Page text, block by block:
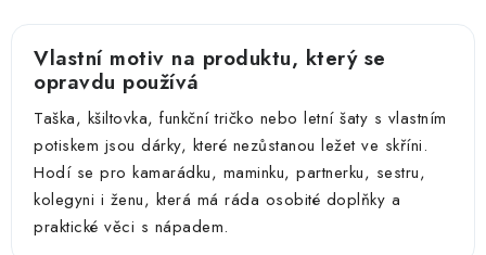
Vlastní motiv na produktu, který se
opravdu používá
Taška, kšiltovka, funkční tričko nebo letní šaty s vlastním
potiskem jsou dárky, které nezůstanou ležet ve skříni.
Hodí se pro kamarádku, maminku, partnerku, sestru,
kolegyni i ženu, která má ráda osobité doplňky a
praktické věci s nápadem.